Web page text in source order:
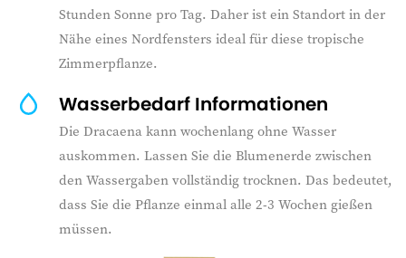
Stunden Sonne pro Tag. Daher ist ein Standort in der
Nähe eines Nordfensters ideal für diese tropische
Zimmerpflanze.
Wasserbedarf Informationen
Die Dracaena kann wochenlang ohne Wasser
auskommen. Lassen Sie die Blumenerde zwischen
den Wassergaben vollständig trocknen. Das bedeutet,
dass Sie die Pflanze einmal alle 2-3 Wochen gießen
müssen.